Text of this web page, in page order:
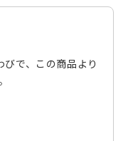
で、この商品より